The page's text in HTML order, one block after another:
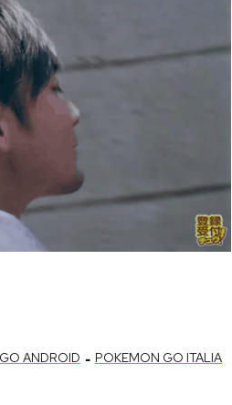
ANDROID - POKEMON GO ITALIA